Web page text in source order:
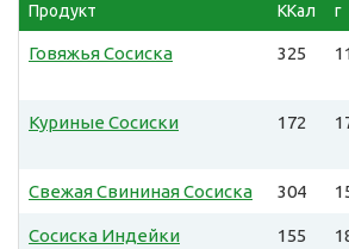
Продукт ККал
г
Говяжья Сосиска 325
Куриные Сосиски 172
Свежая Свининая Сосиска 304
Сосиска Индейки 155